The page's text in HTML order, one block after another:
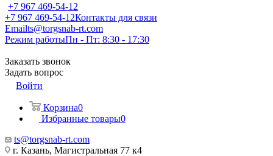
+7 967 469-54-12
+7 967 469-54-12Контакты для связи
Emailts@torgsnab-rt.com
Режим работыПн - Пт: 8:30 - 17:30
Заказать звонок
Задать вопрос
Войти
Корзина0
Избранные товары0
ts@torgsnab-rt.com
г. Казань, Магистральная 77 к4